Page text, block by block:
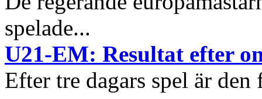
spelade...
U21-EM: Resultat efter
Efter tre dagars spel är